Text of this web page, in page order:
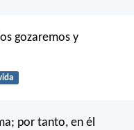
gozaremos y
por tanto, en él